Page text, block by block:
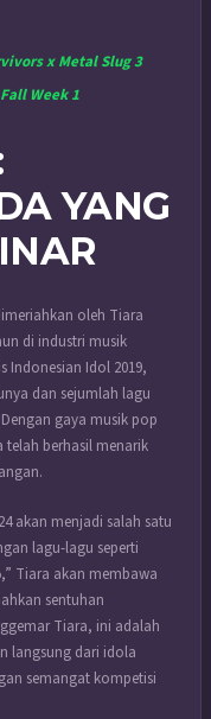
x Metal Slug 3
Week 1
YANG
oleh Tiara
di industri musik
Indonesian Idol 2019,
dan sejumlah lagu
gaya musik pop
berhasil menarik
akan menjadi salah satu
lagu-lagu seperti
Tiara akan membawa
sentuhan
Tiara, ini adalah
langsung dari idola
semangat kompetisi